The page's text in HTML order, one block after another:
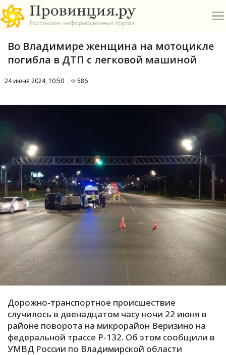
Б
В
И
К
О
Р
У
Во Владимире женщина на мотоцикле
погибла в ДТП с легковой машиной
24 июня 2024, 10:50 586
Дорожно-транспортное происшествие
случилось в двенадцатом часу ночи 22 июня в
районе поворота на микрорайон Веризино на
федеральной трассе Р-132. Об этом сообщили в
УМВД России по Владимирской области